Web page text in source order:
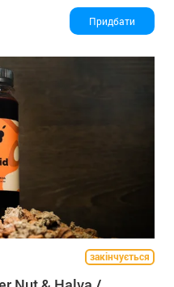
Придбати
закінчується